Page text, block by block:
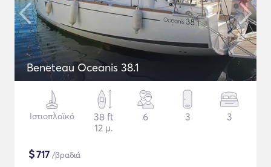
Beneteau Oceanis 38.1
Ιστιοπλοϊκό
38 ft
12 μ.
6 3 3
$717 /βραδιά